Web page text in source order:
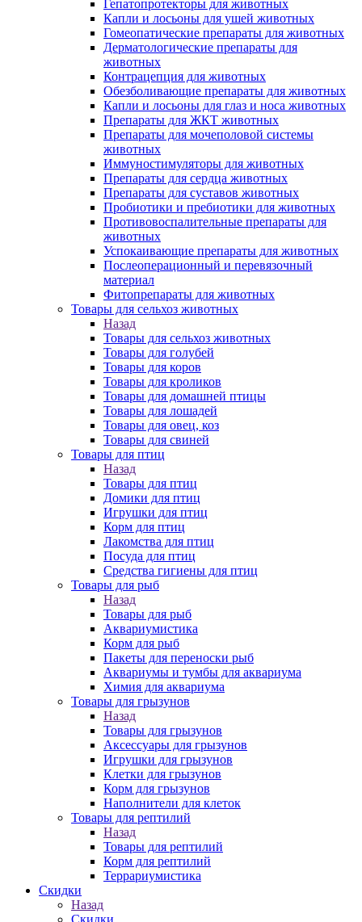
Гепатопротекторы для животных
Капли и лосьоны для ушей животных
Гомеопатические препараты для животных
Дерматологические препараты для
животных
Контрацепция для животных
Обезболивающие препараты для животных
Капли и лосьоны для глаз и носа животных
Препараты для ЖКТ животных
Препараты для мочеполовой системы
животных
Иммуностимуляторы для животных
Препараты для сердца животных
Препараты для суставов животных
Пробиотики и пребиотики для животных
Противовоспалительные препараты для
животных
Успокаивающие препараты для животных
Послеоперационный и перевязочный
материал
Фитопрепараты для животных
Товары для сельхоз животных
Назад
Товары для сельхоз животных
Товары для голубей
Товары для коров
Товары для кроликов
Товары для домашней птицы
Товары для лошадей
Товары для овец, коз
Товары для свиней
Товары для птиц
Назад
Товары для птиц
Домики для птиц
Игрушки для птиц
Корм для птиц
Лакомства для птиц
Посуда для птиц
Средства гигиены для птиц
Товары для рыб
Назад
Товары для рыб
Аквариумистика
Корм для рыб
Пакеты для переноски рыб
Аквариумы и тумбы для аквариума
Химия для аквариума
Товары для грызунов
Назад
Товары для грызунов
Аксессуары для грызунов
Игрушки для грызунов
Клетки для грызунов
Корм для грызунов
Наполнители для клеток
Товары для рептилий
Назад
Товары для рептилий
Корм для рептилий
Террариумистика
Скидки
Назад
Скидки